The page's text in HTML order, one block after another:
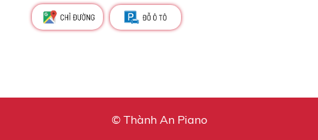
© Thành An Piano